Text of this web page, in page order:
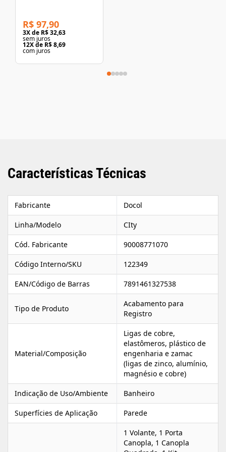
R$ 97,90
3X de R$ 32,63
sem juros
12X de R$ 8,69
com juros
Características Técnicas
Fabricante Docol
Linha/Modelo CIty
Cód. Fabricante 90008771070
Código Interno/SKU 122349
EAN/Código de Barras 7891461327538
Tipo de Produto
Acabamento para
Registro
Material/Composição
Ligas de cobre,
elastômeros, plástico de
engenharia e zamac
(ligas de zinco, alumínio,
magnésio e cobre)
Indicação de Uso/Ambiente Banheiro
Superfícies de Aplicação Parede
1 Volante, 1 Porta
Canopla, 1 Canopla